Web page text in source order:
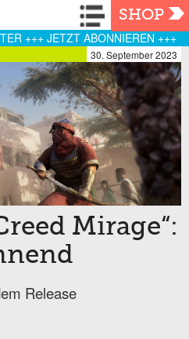
Navigation
SHOP
+++ JETZT ABONNIEREN +++
30. September 2023
Mirage“:
Release